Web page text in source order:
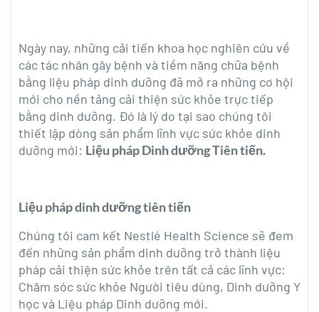
Ngày nay, những cải tiến khoa học nghiên cứu về
các tác nhân gây bệnh và tiềm năng chữa bệnh
bằng liệu pháp dinh dưỡng đã mở ra những cơ hội
mới cho nền tảng cải thiện sức khỏe trực tiếp
bằng dinh dưỡng. Đó là lý do tại sao chúng tôi
thiết lập dòng sản phẩm lĩnh vực sức khỏe dinh
dưỡng mới: Liệu pháp Dinh dưỡng Tiên tiến.
Liệu pháp dinh dưỡng tiên tiến
Chúng tôi cam kết Nestlé Health Science sẽ đem
đến những sản phẩm dinh dưỡng trở thành liệu
pháp cải thiện sức khỏe trên tất cả các lĩnh vực:
Chăm sóc sức khỏe Người tiêu dùng, Dinh dưỡng Y
học và Liệu pháp Dinh dưỡng mới.